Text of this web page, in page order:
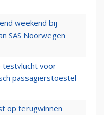
weekend bij
SAS Noorwegen
testvlucht voor
passagierstoestel
op terugwinnen